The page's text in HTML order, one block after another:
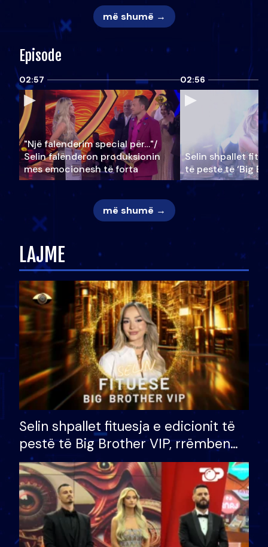
më shumë →
Episode
02:57
"Një falenderim special për…"/
Selin falënderon produksionin
mes emocionesh të forta
02:56
Selin shpallet
të pestë të ‘Big
më shumë →
LAJME
Selin shpallet fituesja e edicionit të
pestë të Big Brother VIP, rrëmben
çmimin e madh prej 100 mijë eurosh